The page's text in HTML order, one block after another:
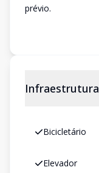
prévio.
Infraestrutura
Bicicletário
Elevador